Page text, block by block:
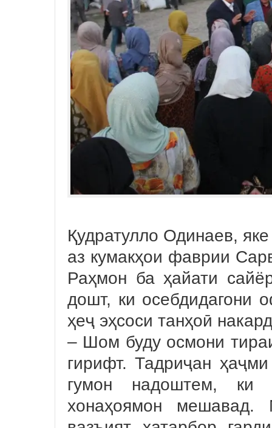
Қудратулло Одинаев,
аз кумакҳои фаврии
Раҳмон ба ҳайати
дошт, ки осебдидагони
ҳеҷ эҳсоси танҳоӣ
– Шом буду осмони
гирифт. Тадриҷан
гумон надоштем, ки
хонаҳоямон мешавад.